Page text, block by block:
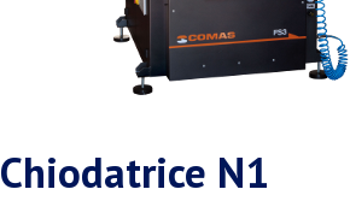
Chiodatrice N1